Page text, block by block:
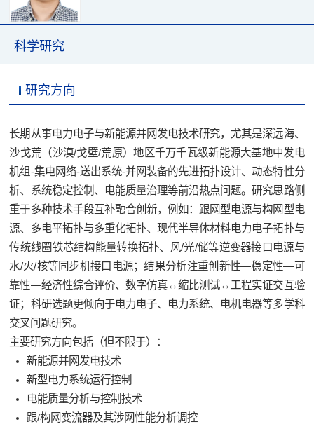
科学研究
研究方向
长期从事电力电子与新能源并网发电技术研究，尤其是深远海、
沙戈荒（沙漠/戈壁/荒原）地区千万千瓦级新能源大基地中发电
机组-集电网络-送出系统-并网装备的先进拓扑设计、动态特性分
析、系统稳定控制、电能质量治理等前沿热点问题。研究思路侧
重于多种技术手段互补融合创新，例如：跟网型电源与构网型电
源、多电平拓扑与多重化拓扑、现代半导体材料电力电子拓扑与
传统线圈铁芯结构能量转换拓扑、风/光/储等逆变器接口电源与
水/火/核等同步机接口电源；结果分析注重创新性―稳定性―可
靠性―经济性综合评价、数字仿真↔缩比测试↔工程实证交互验
证；科研选题更倾向于电力电子、电力系统、电机电器等多学科
交叉问题研究。
主要研究方向包括（但不限于）：
新能源并网发电技术
新型电力系统运行控制
电能质量分析与控制技术
跟/构网变流器及其涉网性能分析调控